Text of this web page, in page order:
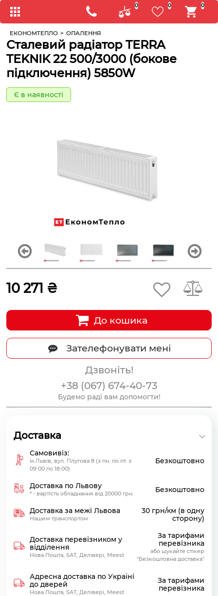
0 0 0
ЕКОНОМТЕПЛО > ОПАЛЕННЯ
Сталевий радіатор TERRA
TEKNIK 22 500/3000 (бокове
підключення) 5850W
Є в наявності
10 271 ₴
До кошика
Зателефонувати мені
Дзвоніть!
+38 (067) 674-40-73
Будемо раді вам допомогти!
Доставка
Самовивіз:
м.Львів, вул. Плугова 8 (з пн. по пт. з
09:00 по 18:00)
Безкоштовно
Доставка по Львову
* - вартість обладнання від 20000 грн. Безкоштовно
Доставка за межі Львова
Нашим транспортом
30 грн/км (в одну
сторону)
Доставка перевізником у
відділення
Нова Пошта, SAT, Делівері, Meest
За тарифами
перевізника
або шукайте стікер
"Безкоштовна доставка"
Адресна доставка по Україні
до дверей
Нова Пошта, SAT, Делівері, Meest
За тарифами
перевізника